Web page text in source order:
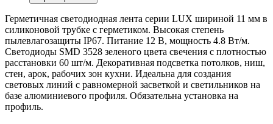
Герметичная светодиодная лента серии LUX шириной 11 мм в
силиконовой трубке с герметиком. Высокая степень
пылевлагозащиты IP67. Питание 12 В, мощность 4.8 Вт/м.
Светодиоды SMD 3528 зеленого цвета свечения с плотностью
расстановки 60 шт/м. Декоративная подсветка потолков, ниш,
стен, арок, рабочих зон кухни. Идеальна для создания
световых линий с равномерной засветкой и светильников на
базе алюминиевого профиля. Обязательна установка на
профиль.